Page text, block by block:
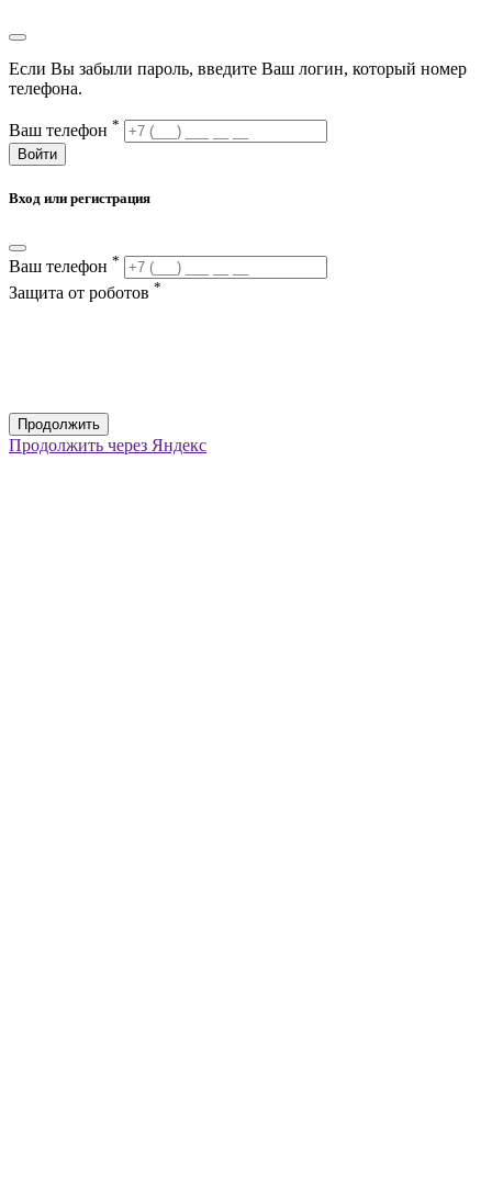
Если Вы забыли пароль, введите Ваш логин, который номер
телефона.
Ваш телефон *
Войти
Вход или регистрация
Ваш телефон *
Защита от роботов *
Продолжить
Продолжить через Яндекс